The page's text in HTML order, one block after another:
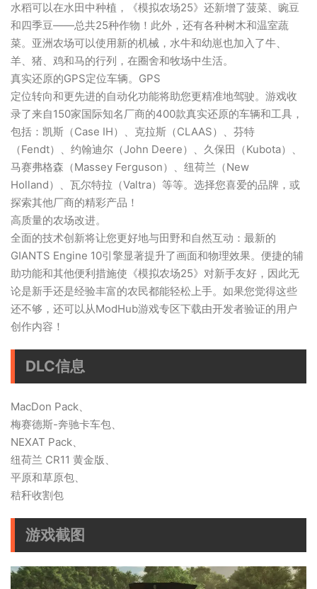
水稻可以在水田中种植，《模拟农场25》还新增了菠菜、豌豆
和四季豆——总共25种作物！此外，还有各种树木和温室蔬
菜。亚洲农场可以使用新的机械，水牛和幼崽也加入了牛、
羊、猪、鸡和马的行列，在圈舍和牧场中生活。
真实还原的GPS定位车辆。GPS
定位转向和更先进的自动化功能将助您更精准地驾驶。游戏收
录了来自150家国际知名厂商的400款真实还原的车辆和工具，
包括：凯斯（Case IH）、克拉斯（CLAAS）、芬特
（Fendt）、约翰迪尔（John Deere）、久保田（Kubota）、
马赛弗格森（Massey Ferguson）、纽荷兰（New
Holland）、瓦尔特拉（Valtra）等等。选择您喜爱的品牌，或
探索其他厂商的精彩产品！
高质量的农场改进。
全面的技术创新将让您更好地与田野和自然互动：最新的
GIANTS Engine 10引擎显著提升了画面和物理效果。便捷的辅
助功能和其他便利措施使《模拟农场25》对新手友好，因此无
论是新手还是经验丰富的农民都能轻松上手。如果您觉得这些
还不够，还可以从ModHub游戏专区下载由开发者验证的用户
创作内容！
DLC信息
MacDon Pack、
梅赛德斯-奔驰卡车包、
NEXAT Pack、
纽荷兰 CR11 黄金版、
平原和草原包、
秸秆收割包
游戏截图